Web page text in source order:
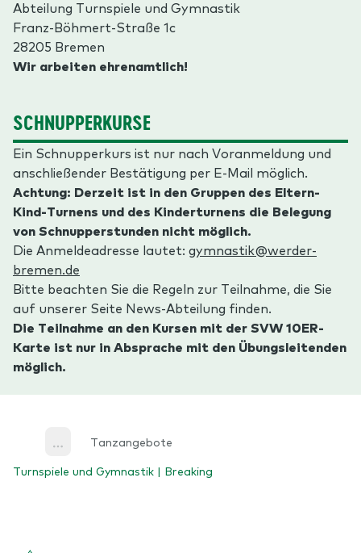
Abteilung Turnspiele und Gymnastik
Franz-Böhmert-Straße 1c
28205 Bremen
Wir arbeiten ehrenamtlich!
SCHNUPPERKURSE
Ein Schnupperkurs ist nur nach Voranmeldung und
anschließender Bestätigung per E-Mail möglich.
Achtung: Derzeit ist in den Gruppen des Eltern-
Kind-Turnens und des Kinderturnens die Belegung
von Schnupperstunden nicht möglich.
Die Anmeldeadresse lautet: gymnastik@werder-
bremen.de
Bitte beachten Sie die Regeln zur Teilnahme, die Sie
auf unserer Seite News-Abteilung finden.
Die Teilnahme an den Kursen mit der SVW 10ER-
Karte ist nur in Absprache mit den Übungsleitenden
möglich.
Tanzangebote
Turnspiele und Gymnastik | Breaking